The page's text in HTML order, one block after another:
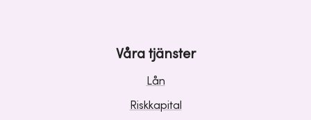
Våra tjänster
Lån
Riskkapital